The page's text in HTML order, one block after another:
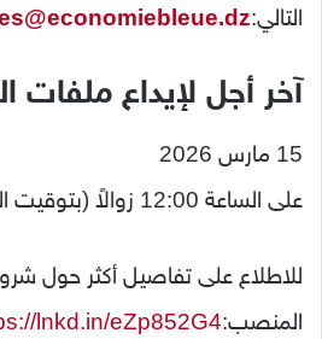
التالي:
آخر أجل لإيداع ملفات
15 مارس 2026
على الساعة 12:00 زوالاً (بتوقيت الجزائر)
للاطلاع على تفاصيل أكثر حول
المنصب:lnkd.in/eZp852G4